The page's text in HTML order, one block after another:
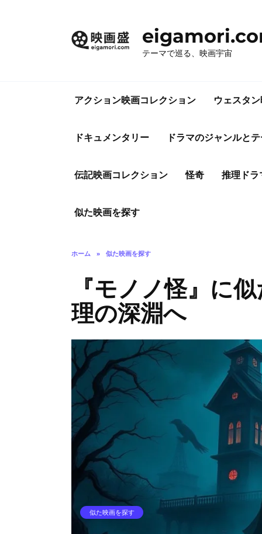
テーマで巡る、映画宇宙
アクション映画コレクション ウェスタ
ドキュメンタリー ドラマのジャンルと
伝記映画コレクション 怪奇 推理ドラ
似た映画を探す
ホーム » 似た映画を探す
『モノノ怪』に
理の深淵へ
似た映画を探す